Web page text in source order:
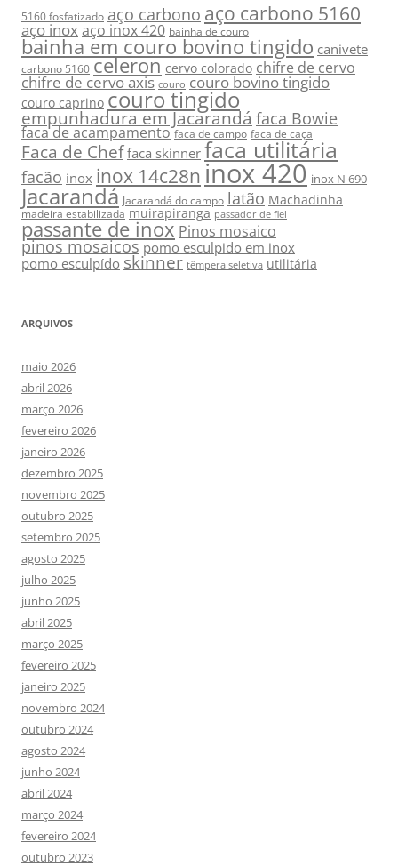
5160 fosfatizado aço carbono aço carbono 5160
aço inoxaço inox 420 bainha de couro
bainha em couro bovino tingido canivete
carbono 5160 celeron cervo colorado chifre de cervo
chifre de cervo axis couro couro bovino tingido
couro caprino couro tingido
empunhadura em Jacarandá faca Bowie
faca de acampamento faca de campo faca de caça
Faca de Chef faca skinner faca utilitária
facão inox inox 14c28ninox 420 inox N 690
Jacarandá Jacarandá do campo latão Machadinha
madeira estabilizada muirapiranga passador de fiel
passante de inox Pinos mosaico
pinos mosaicos pomo esculpido em inox
pomo esculpído skinner têmpera seletiva utilitária
ARQUIVOS
maio 2026
abril 2026
março 2026
fevereiro 2026
janeiro 2026
dezembro 2025
novembro 2025
outubro 2025
setembro 2025
agosto 2025
julho 2025
junho 2025
abril 2025
março 2025
fevereiro 2025
janeiro 2025
novembro 2024
outubro 2024
agosto 2024
junho 2024
abril 2024
março 2024
fevereiro 2024
outubro 2023